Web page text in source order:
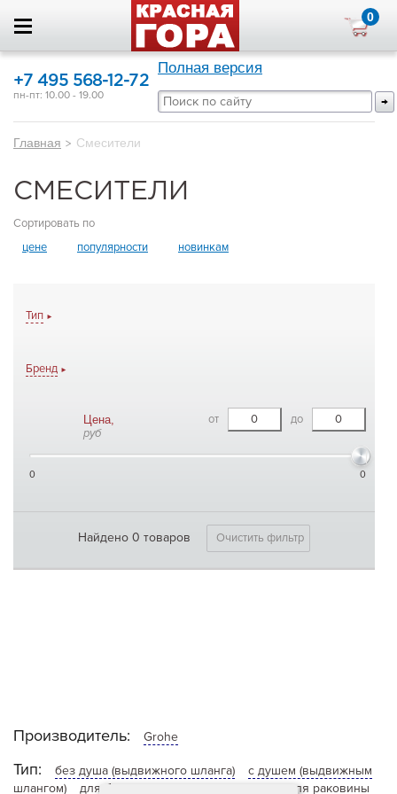
0
+7 495 568-12-72
пн-пт: 10.00 - 19.00
Полная версия
Главная > Смесители
СМЕСИТЕЛИ
Сортировать по
цене
популярности новинкам
Тип
Бренд
Цена,
руб
до
от
0 0
Найдено 0 товаров Очистить фильтр
Производитель: Grohe
Тип: без душа (выдвижного шланга)
с душем (выдвижным
шлангом)
для биде для раковины